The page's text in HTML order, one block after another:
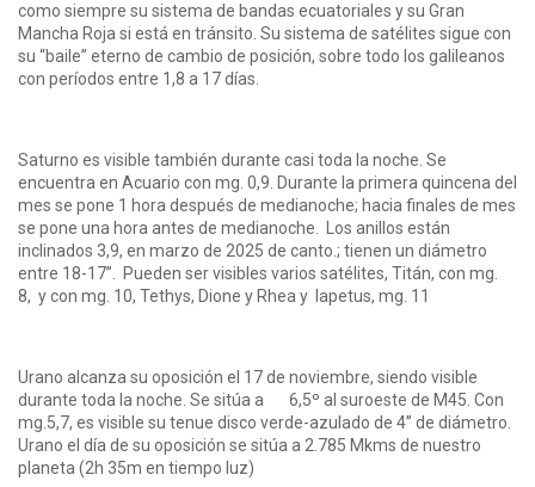
como siempre su sistema de bandas ecuatoriales y su Gran
Mancha Roja si está en tránsito. Su sistema de satélites sigue con
su “baile” eterno de cambio de posición, sobre todo los galileanos
con períodos entre 1,8 a 17 días.
Saturno es visible también durante casi toda la noche. Se
encuentra en Acuario con mg. 0,9. Durante la primera quincena del
mes se pone 1 hora después de medianoche; hacia finales de mes
se pone una hora antes de medianoche. Los anillos están
inclinados 3,9, en marzo de 2025 de canto.; tienen un diámetro
entre 18-17”. Pueden ser visibles varios satélites, Titán, con mg.
8, y con mg. 10, Tethys, Dione y Rhea y Iapetus, mg. 11
Urano alcanza su oposición el 17 de noviembre, siendo visible
durante toda la noche. Se sitúa a 6,5º al suroeste de M45. Con
mg.5,7, es visible su tenue disco verde-azulado de 4” de diámetro.
Urano el día de su oposición se sitúa a 2.785 Mkms de nuestro
planeta (2h 35m en tiempo luz)